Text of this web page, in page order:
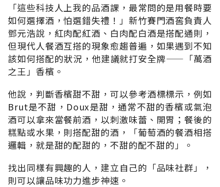
「這些科技人上我的品酒課，最常問的是用餐時要
如何選擇酒，怕選錯失禮！」新竹賽門酒窖負責人
鄧元浩說，紅肉配紅酒、白肉配白酒是搭配通則，
但現代人餐酒互搭的現象愈趨普遍，如果遇到不知
該如何搭配的狀況，他建議就打安全牌——「萬酒
之王」香檳。
他說，判斷香檳甜不甜，可以參考酒標標示，例如
Brut是不甜，Doux是甜，通常不甜的香檳或氣泡
酒可以拿來當餐前酒，以刺激味蕾、開胃；餐後的
糕點或水果，則搭配甜的酒，「葡萄酒的餐酒相搭
邏輯，就是甜的配甜的，不甜的配不甜的」。
找出同樣有興趣的人，建立自己的「品味社群」，
則可以讓品味功力進步神速。